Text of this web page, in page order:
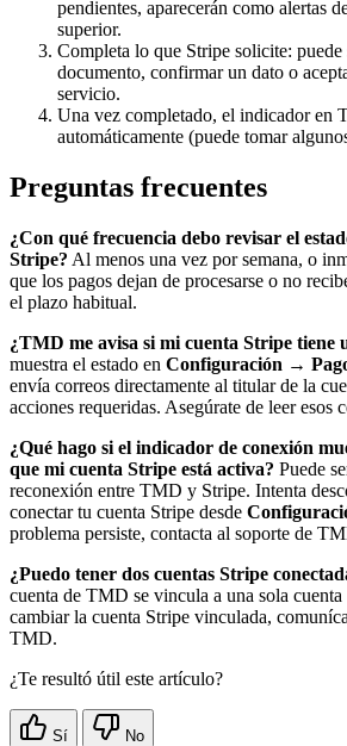
pendientes, aparecerán como alertas
superior.
Completa lo que Stripe solicite: puede
documento, confirmar un dato o
servicio.
Una vez completado, el indicador en
automáticamente (puede tomar
Preguntas frecuentes
¿Con qué frecuencia debo revisar el
Stripe? Al menos una vez por semana, o
que los pagos dejan de procesarse o no
el plazo habitual.
¿TMD me avisa si mi cuenta Stripe tiene
muestra el estado en Configuración →
envía correos directamente al titular de la
acciones requeridas. Asegúrate de leer esos
¿Qué hago si el indicador de conexión
que mi cuenta Stripe está activa? Puede
reconexión entre TMD y Stripe. Intenta
conectar tu cuenta Stripe desde
problema persiste, contacta al soporte de
¿Puedo tener dos cuentas Stripe
cuenta de TMD se vincula a una sola cuenta
cambiar la cuenta Stripe vinculada,
TMD.
¿Te resultó útil este artículo?
Sí No